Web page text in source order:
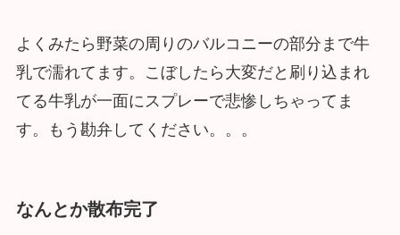
よくみたら野菜の周りのバルコニーの部分まで牛
乳で濡れてます。こぼしたら大変だと刷り込まれ
てる牛乳が一面にスプレーで悲惨しちゃってま
す。もう勘弁してください。。。
なんとか散布完了